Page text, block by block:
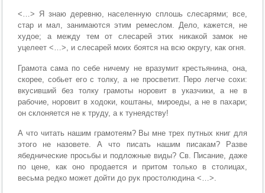
<…> Я знаю деревню, населенную сплошь слесарями; все,
стар и мал, занимаются этим ремеслом. Дело, кажется, не
худое; а между тем от слесарей этих никакой замок не
уцелеет <…>, и слесарей моих боятся на всю округу, как огня.
Грамота сама по себе ничему не вразумит крестьянина, она,
скорее, собьет его с толку, а не просветит. Перо легче сохи:
вкусивший без толку грамоты норовит в указчики, а не в
рабочие, норовит в ходоки, коштаны, мироеды, а не в пахари;
он склоняется не к труду, а к тунеядству!
А что читать нашим грамотеям? Вы мне трех путных книг для
этого не назовете. А что писать нашим писакам? Разве
ябедничес­кие просьбы и подложные виды? Св. Писание, даже
по цене, как оно продается и притом только в столицах,
весьма редко может дой­ти до рук простолюдина <…>.